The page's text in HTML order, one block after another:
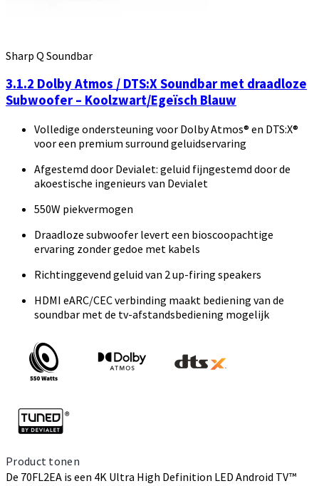
Sharp Q Soundbar
3.1.2 Dolby Atmos / DTS:X Soundbar met draadloze
Subwoofer – Koolzwart/Egeïsch Blauw
Volledige ondersteuning voor Dolby Atmos® en DTS:X®
voor een premium surround geluidservaring
Afgestemd door Devialet: geluid fijngestemd door de
akoestische ingenieurs van Devialet
550W piekvermogen
Draadloze subwoofer levert een bioscoopachtige
ervaring zonder gedoe met kabels
Richtinggevend geluid van 2 up-firing speakers
HDMI eARC/CEC verbinding maakt bediening van de
soundbar met de tv-afstandsbediening mogelijk
Product tonen
De 70FL2EA is een 4K Ultra High Definition LED Android TV™